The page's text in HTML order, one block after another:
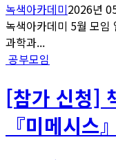
녹색아카데미2026년
녹색아카데미 5월 모임
과학과...
공부모임
[참가 신청]
『미메시스』